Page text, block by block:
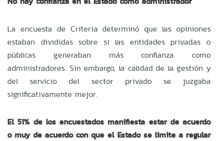
La encuesta de Criteria determinó que las opiniones
estaban divididas sobre si las entidades privadas o
públicas generaban más confianza como
administradores. Sin embargo, la calidad de la gestión y
del servicio del sector privado se juzgaba
significativamente mejor.
El 51% de los encuestados manifiesta estar de acuerdo
o muy de acuerdo con que el Estado se limite a regular